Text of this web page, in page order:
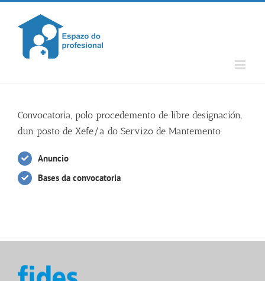
Skip
content
Convocatoria, polo procedemento de libre designación,
dun posto de Xefe/a do Servizo de Mantemento
Anuncio
Bases da convocatoria